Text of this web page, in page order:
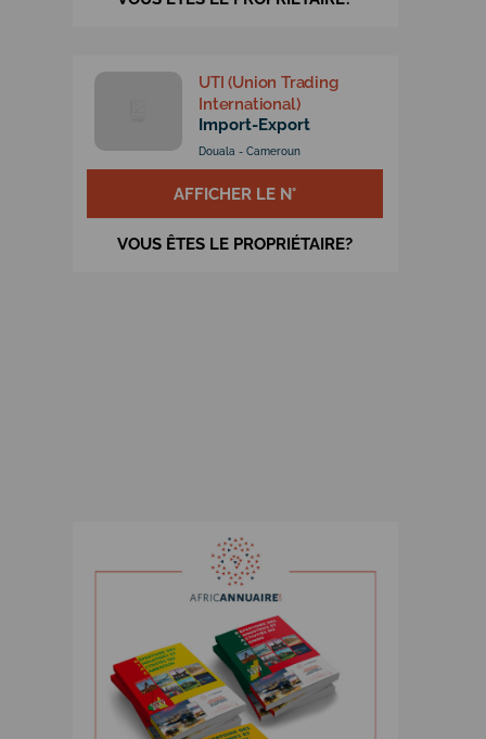
UTI (Union Trading
International)
Import-Export
Douala - Cameroun
AFFICHER LE N°
VOUS ÊTES LE PROPRIÉTAIRE?